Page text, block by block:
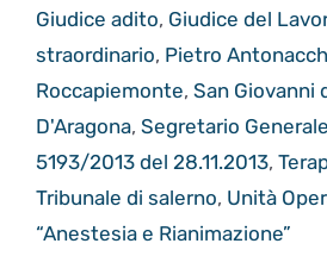
Giudice adito, Giudice del
straordinario, Pietro
Roccapiemonte, San Giovanni
D'Aragona, Segretario Generale
5193/2013 del 28.11.2013,
Tribunale di salerno, Unità
“Anestesia e Rianimazione”